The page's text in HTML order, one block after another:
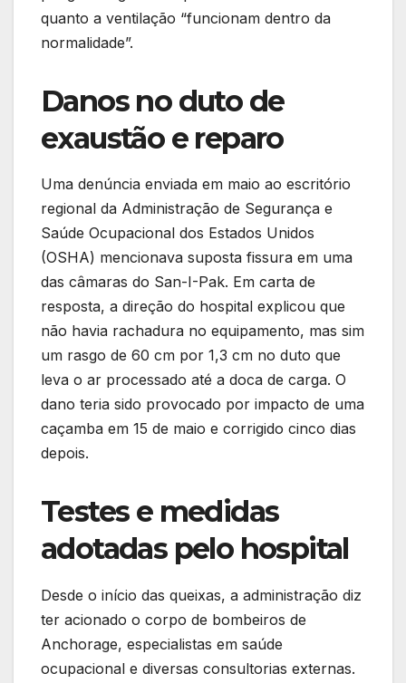
quanto a ventilação “funcionam dentro da
normalidade”.
Danos no duto de
exaustão e reparo
Uma denúncia enviada em maio ao escritório
regional da Administração de Segurança e
Saúde Ocupacional dos Estados Unidos
(OSHA) mencionava suposta fissura em uma
das câmaras do San-I-Pak. Em carta de
resposta, a direção do hospital explicou que
não havia rachadura no equipamento, mas sim
um rasgo de 60 cm por 1,3 cm no duto que
leva o ar processado até a doca de carga. O
dano teria sido provocado por impacto de uma
caçamba em 15 de maio e corrigido cinco dias
depois.
Testes e medidas
adotadas pelo hospital
Desde o início das queixas, a administração diz
ter acionado o corpo de bombeiros de
Anchorage, especialistas em saúde
ocupacional e diversas consultorias externas.